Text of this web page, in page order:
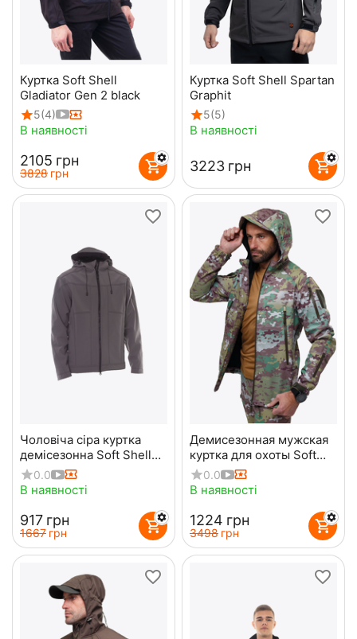
Куртка Soft Shell
Gladiator Gen 2 black
5(4)
В наявності
‍2105‍ грн
‍3828‍ грн
Куртка Soft Shell Spartan
Graphit
5(5)
В наявності
‍3223‍ грн
Чоловіча сіра куртка
демісезонна Soft Shell
софтшелл Wolf Grey
0.0
В наявності
‍917‍ грн
‍1667‍ грн
Демисезонная мужская
куртка для охоты Soft
Shell Spartan Util Cam
0.0
В наявності
‍1224‍ грн
‍3498‍ грн